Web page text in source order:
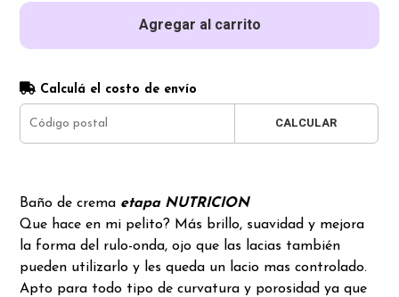
Agregar al carrito
Calculá el costo de envío
CALCULAR
Baño de crema etapa NUTRICION
Que hace en mi pelito? Más brillo, suavidad y mejora
la forma del rulo-onda, ojo que las lacias también
pueden utilizarlo y les queda un lacio mas controlado.
Apto para todo tipo de curvatura y porosidad ya que